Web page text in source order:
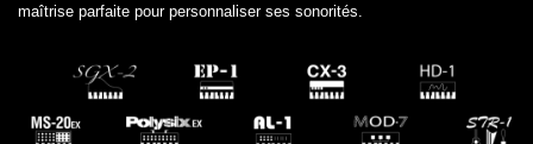
maîtrise parfaite pour personnaliser ses sonorités.